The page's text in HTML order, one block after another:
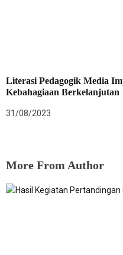
Literasi Pedagogik Media
Kebahagiaan Berkelanjutan
31/08/2023
More From Author